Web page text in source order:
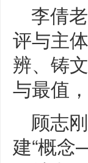
李倩
评与主
辨、铸
与最值
顾志
建“概